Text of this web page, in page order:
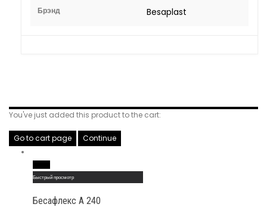
Брэнд Besaplast
You've just added this product to the cart:
Go to cart page Continue
Быстрый просмотр
Бесафлекс A 240